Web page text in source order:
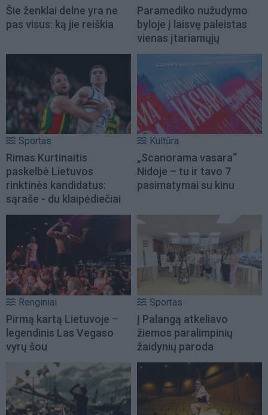
Šie ženklai delne yra ne
pas visus: ką jie reiškia
Paramediko nužudymo
byloje į laisvę paleistas
vienas įtariamųjų
Sportas
Rimas Kurtinaitis
paskelbė Lietuvos
rinktinės kandidatus:
sąraše - du klaipėdiečiai
Kultūra
„Scanorama vasara“
Nidoje – tu ir tavo 7
pasimatymai su kinu
Renginiai
Pirmą kartą Lietuvoje –
legendinis Las Vegaso
vyrų šou
Sportas
Į Palangą atkeliavo
žiemos paralimpinių
žaidynių paroda